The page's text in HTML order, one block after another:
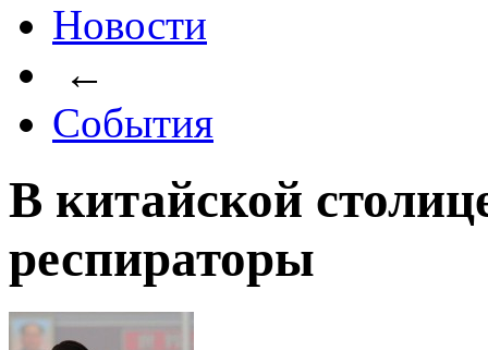
Новости
←
События
В китайской
респираторы